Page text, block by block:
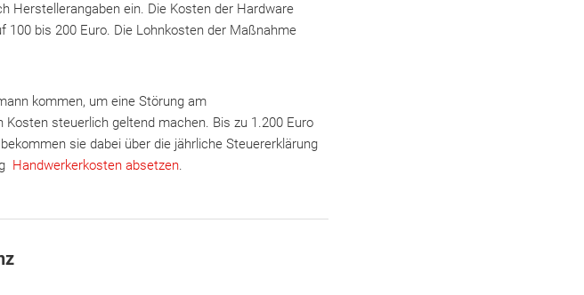
Herstellerangaben ein. Die Kosten der Hardware
bis 200 Euro. Die Lohnkosten der Maßnahme
kommen, um eine Störung am
steuerlich geltend machen. Bis zu 1.200 Euro
sie dabei über die jährliche Steuererklärung
Handwerkerkosten absetzen.